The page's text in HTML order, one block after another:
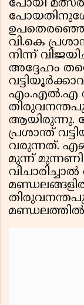
പോയി
വി.കെ
നിന്ന്
അദ്ദേഹം
എം.എൽ.എ
ആയിരുന്നു.
പ്രശാന്ത്
വരുന്നത്.
മുന്ന്